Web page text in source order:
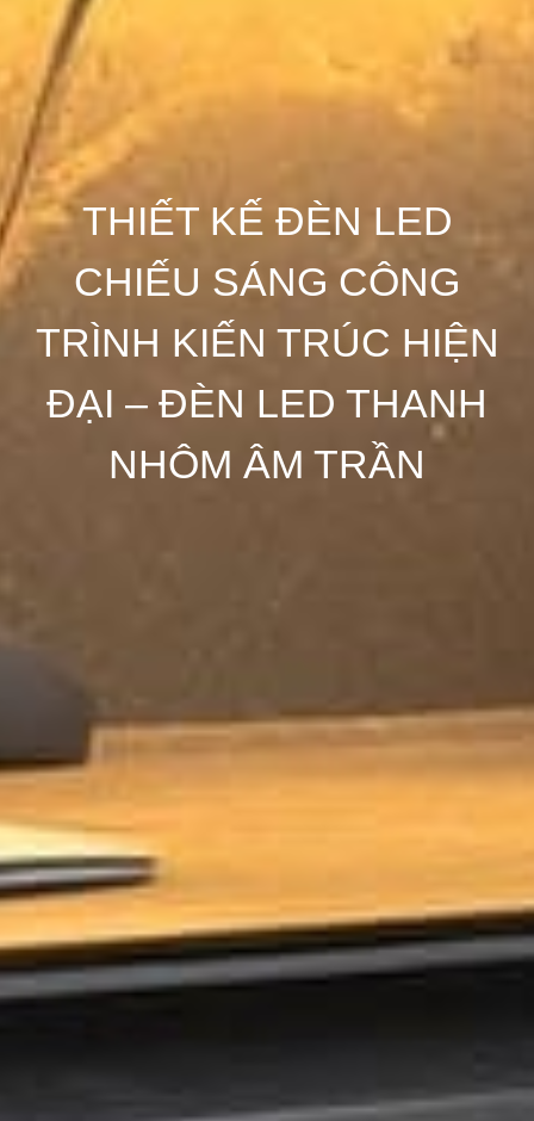
THIẾT KẾ ĐÈN LED
CHIẾU SÁNG CÔNG
TRÌNH KIẾN TRÚC HIỆN
ĐẠI – ĐÈN LED THANH
NHÔM ÂM TRẦN